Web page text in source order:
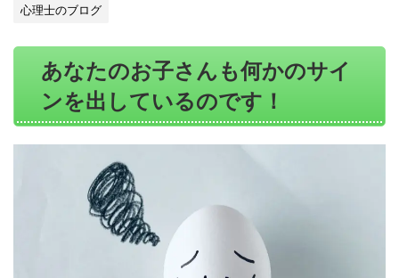
心理士のブログ
あなたのお子さんも何かのサイ
ンを出しているのです！